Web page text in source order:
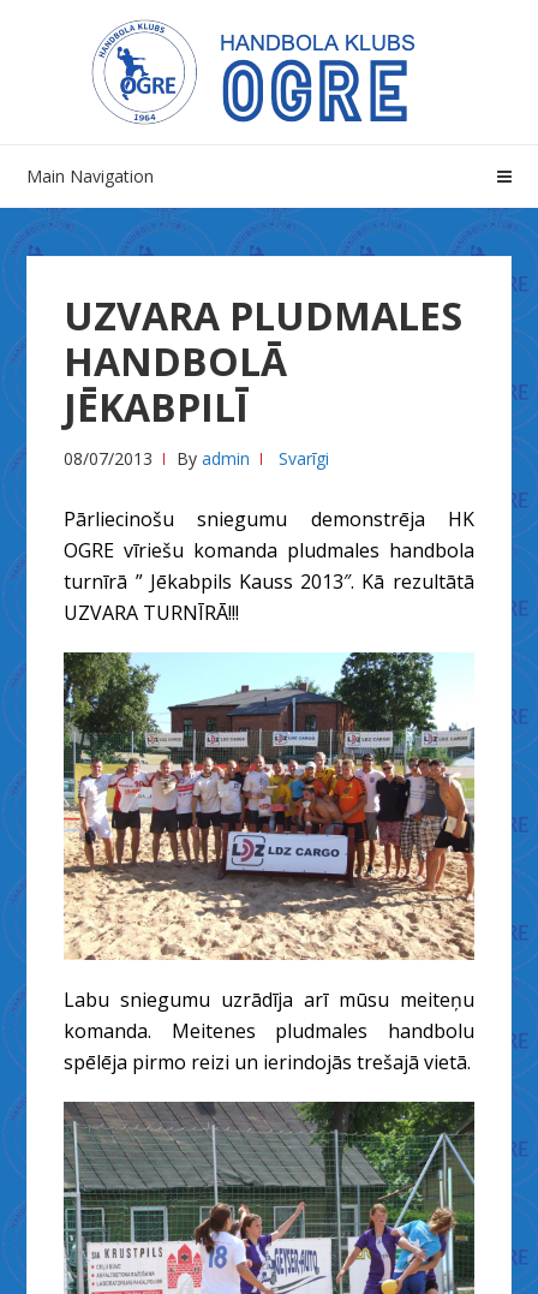
navigation
content
Main Navigation
UZVARA PLUDMALES
HANDBOLĀ
JĒKABPILĪ
08/07/2013 Byadmin Svarīgi
Pārliecinošu sniegumu demonstrēja HK
OGRE vīriešu komanda pludmales handbola
turnīrā ” Jēkabpils Kauss 2013″. Kā rezultātā
UZVARA TURNĪRĀ!!!
Labu sniegumu uzrādīja arī mūsu meiteņu
komanda. Meitenes pludmales handbolu
spēlēja pirmo reizi un ierindojās trešajā vietā.